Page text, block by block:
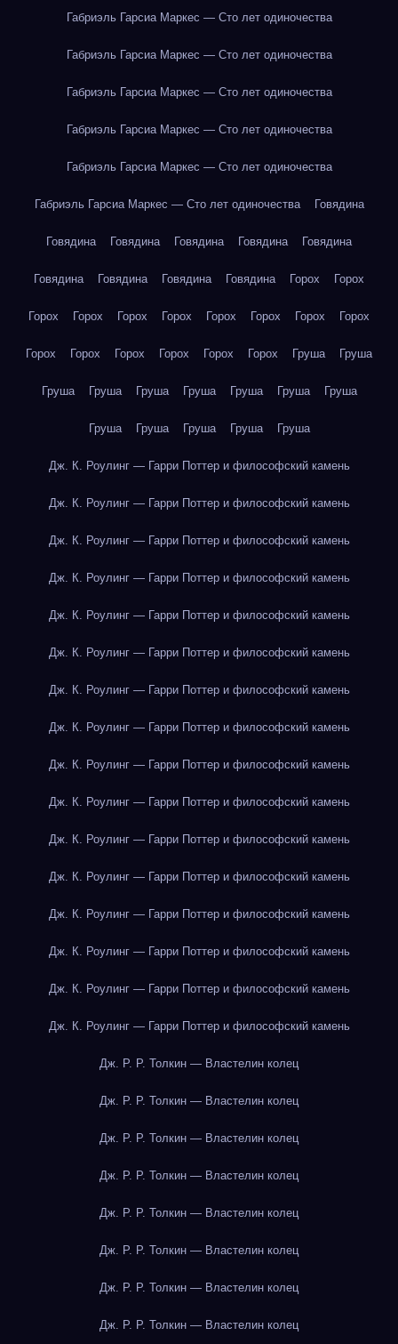
Габриэль Гарсиа Маркес — Сто лет одиночества
Габриэль Гарсиа Маркес — Сто лет одиночества
Габриэль Гарсиа Маркес — Сто лет одиночества
Габриэль Гарсиа Маркес — Сто лет одиночества
Габриэль Гарсиа Маркес — Сто лет одиночества
Габриэль Гарсиа Маркес — Сто лет одиночества Говядина
Говядина Говядина Говядина Говядина Говядина
Говядина Говядина Говядина Говядина Горох Горох
Горох Горох Горох Горох Горох Горох Горох Горох
Горох Горох Горох Горох Горох Горох Груша Груша
Груша Груша Груша Груша Груша Груша Груша
Груша Груша Груша Груша Груша
Дж. К. Роулинг — Гарри Поттер и философский камень
Дж. К. Роулинг — Гарри Поттер и философский камень
Дж. К. Роулинг — Гарри Поттер и философский камень
Дж. К. Роулинг — Гарри Поттер и философский камень
Дж. К. Роулинг — Гарри Поттер и философский камень
Дж. К. Роулинг — Гарри Поттер и философский камень
Дж. К. Роулинг — Гарри Поттер и философский камень
Дж. К. Роулинг — Гарри Поттер и философский камень
Дж. К. Роулинг — Гарри Поттер и философский камень
Дж. К. Роулинг — Гарри Поттер и философский камень
Дж. К. Роулинг — Гарри Поттер и философский камень
Дж. К. Роулинг — Гарри Поттер и философский камень
Дж. К. Роулинг — Гарри Поттер и философский камень
Дж. К. Роулинг — Гарри Поттер и философский камень
Дж. К. Роулинг — Гарри Поттер и философский камень
Дж. К. Роулинг — Гарри Поттер и философский камень
Дж. Р. Р. Толкин — Властелин колец
Дж. Р. Р. Толкин — Властелин колец
Дж. Р. Р. Толкин — Властелин колец
Дж. Р. Р. Толкин — Властелин колец
Дж. Р. Р. Толкин — Властелин колец
Дж. Р. Р. Толкин — Властелин колец
Дж. Р. Р. Толкин — Властелин колец
Дж. Р. Р. Толкин — Властелин колец